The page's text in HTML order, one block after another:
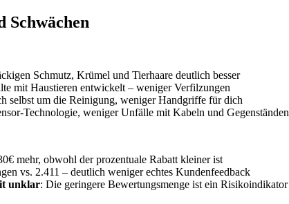
Schwächen
Schmutz, Krümel und Tierhaare deutlich besser
mit Haustieren entwickelt – weniger Verfilzungen
selbst um die Reinigung, weniger Handgriffe für dich
Technologie, weniger Unfälle mit Kabeln und Gegenständen
mehr, obwohl der prozentuale Rabatt kleiner ist
vs. 2.411 – deutlich weniger echtes Kundenfeedback
unklar: Die geringere Bewertungsmenge ist ein Risikoindikator